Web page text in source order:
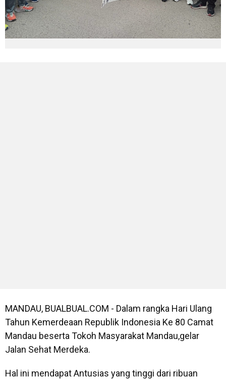
MANDAU, BUALBUAL.COM - Dalam rangka Hari Ulang
Tahun Kemerdeaan Republik Indonesia Ke 80 Camat
Mandau beserta Tokoh Masyarakat Mandau,gelar
Jalan Sehat Merdeka.
Hal ini mendapat Antusias yang tinggi dari ribuan